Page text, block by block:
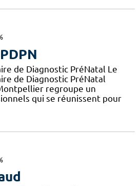
de Diagnostic PréNatal Le
de Diagnostic PréNatal
regroupe un
qui se réunissent pour